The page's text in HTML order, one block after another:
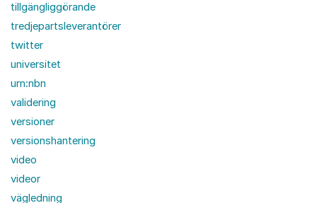
tillgängliggörande
tredjepartsleverantörer
twitter
universitet
urn:nbn
validering
versioner
versionshantering
video
videor
vägledning